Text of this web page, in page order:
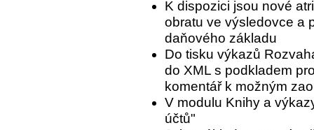
K dispozici jsou nové
obratu ve výsledovce a
daňového základu
Do tisku výkazů
do XML s podkladem
komentář k možným
V modulu Knihy a
účtů"